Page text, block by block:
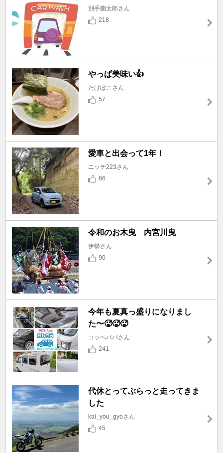
別手蘭太郎さん
218
やっぱ美味い👍
たけぼこさん
57
愛車と出会って1年！
ニッチ223さん
86
令和のお木曳 内宮川曳
伊勢さん
90
今年も夏真っ盛りになりまし
た〜🥵🥵🥵
コッペパパさん
241
代休とってぶらっと走ってきま
した
kai_you_gyoさん
45